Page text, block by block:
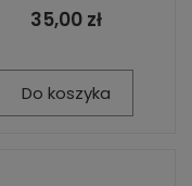
35,00 zł
Do koszyka